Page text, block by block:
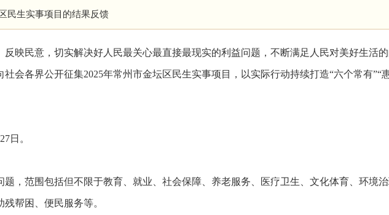
民生实事项目的结果反馈
反映民意，切实解决好人民最关心最直接最现实的利益问题，不断满足人民对美好生活
会各界公开征集2025年常州市金坛区民生实事项目，以实际行动持续打造“六个常有”“
日。
，范围包括但不限于教育、就业、社会保障、养老服务、医疗卫生、文化体育、环境治
残帮困、便民服务等。